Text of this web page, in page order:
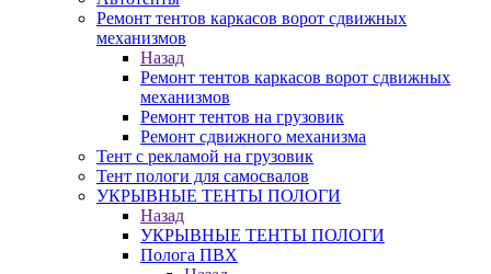
Ремонт тентов каркасов ворот сдвижных
механизмов
Назад
Ремонт тентов каркасов ворот сдвижных
механизмов
Ремонт тентов на грузовик
Ремонт сдвижного механизма
Тент с рекламой на грузовик
Тент пологи для самосвалов
УКРЫВНЫЕ ТЕНТЫ ПОЛОГИ
Назад
УКРЫВНЫЕ ТЕНТЫ ПОЛОГИ
Полога ПВХ